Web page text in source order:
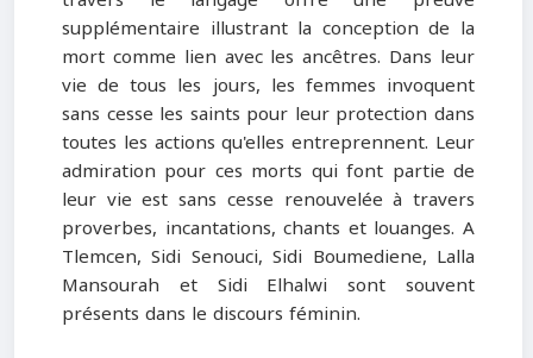
supplémentaire illustrant la conception de la
mort comme lien avec les ancêtres. Dans leur
vie de tous les jours, les femmes invoquent
sans cesse les saints pour leur protection dans
toutes les actions qu'elles entreprennent. Leur
admiration pour ces morts qui font partie de
leur vie est sans cesse renouvelée à travers
proverbes, incantations, chants et louanges. A
Tlemcen, Sidi Senouci, Sidi Boumediene, Lalla
Mansourah et Sidi Elhalwi sont souvent
présents dans le discours féminin.